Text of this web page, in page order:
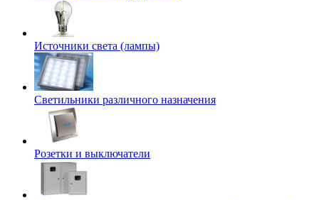
Источники света (лампы)
Светильники различного назначения
Розетки и выключатели